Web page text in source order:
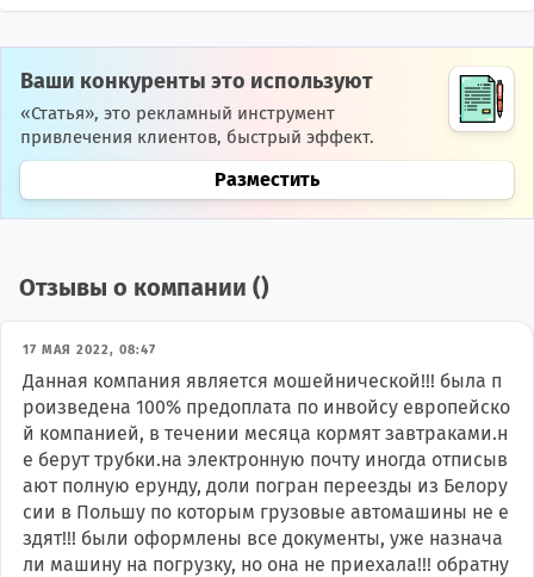
Ваши конкуренты это используют
«Статья», это рекламный инструмент
привлечения клиентов, быстрый эффект.
Разместить
Отзывы о компании ()
17 МАЯ 2022, 08:47
Данная компания является мошейнической!!! была п
роизведена 100% предоплата по инвойсу европейско
й компанией, в течении месяца кормят завтраками.н
е берут трубки.на электронную почту иногда отписыв
ают полную ерунду, доли погран переезды из Белору
сии в Польшу по которым грузовые автомашины не е
здят!!! были оформлены все документы, уже назнача
ли машину на погрузку, но она не приехала!!! обратну